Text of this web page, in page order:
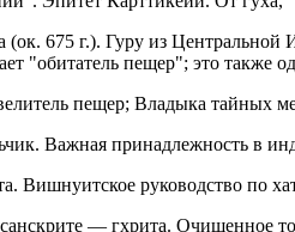
(ок. 675 г.). Гуру из Центральной
"обитатель пещер"; это также
пещер; Владыка тайных
Важная принадлежность в
Вишнуитское руководство по
— гхрита. Очищенное